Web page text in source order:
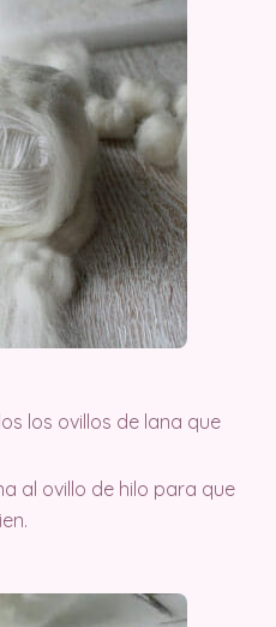
los ovillos de lana que
al ovillo de hilo para que